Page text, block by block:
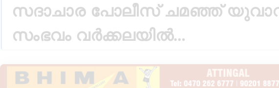
സദാചാര പോലീസ് ചമഞ്ഞ്
സംഭവം വർക്കലയിൽ…